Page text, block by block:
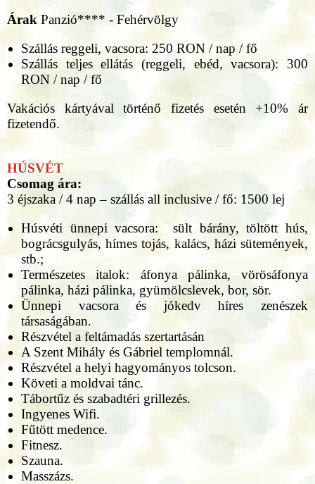
Árak Panzió**** - Fehérvölgy
Szállás reggeli, vacsora: 250 RON / nap / fő
Szállás teljes ellátás (reggeli, ebéd, vacsora): 300
RON / nap / fő
Vakációs kártyával történő fizetés esetén +10% ár
fizetendő.
HÚSVÉT
Csomag ára:
3 éjszaka / 4 nap – szállás all inclusive / fő: 1500 lej
Húsvéti ünnepi vacsora: sült bárány, töltött hús,
bográcsgulyás, hímes tojás, kalács, házi sütemények,
stb.;
Természetes italok: áfonya pálinka, vörösáfonya
pálinka, házi pálinka, gyümölcslevek, bor, sör.
Ünnepi vacsora és jókedv híres zenészek
társaságában.
Részvétel a feltámadás szertartásán
A Szent Mihály és Gábriel templomnál.
Részvétel a helyi hagyományos tolcson.
Követi a moldvai tánc.
Tábortűz és szabadtéri grillezés.
Ingyenes Wifi.
Fűtött medence.
Fitnesz.
Szauna.
Masszázs.